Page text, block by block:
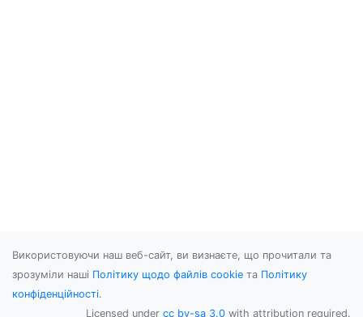
Використовуючи наш веб-сайт, ви визнаєте, що прочитали та
зрозуміли наші Політику щодо файлів cookie та Політику
конфіденційності.
Licensed under cc by-sa 3.0 with attribution required.